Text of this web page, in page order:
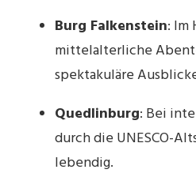
Burg Falkenstein: Im
mittelalterliche
spektakuläre
Quedlinburg: Bei
durch die UNESCO-
lebendig.